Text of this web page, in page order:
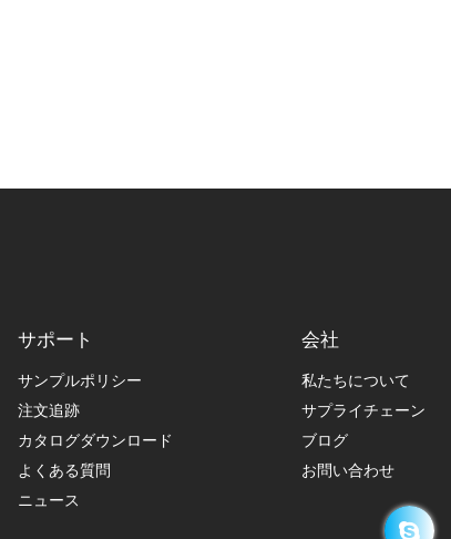
サポート
サンプルポリシー
注文追跡
カタログダウンロード
よくある質問
ニュース
会社
私たちについて
サプライチェーン
ブログ
お問い合わせ